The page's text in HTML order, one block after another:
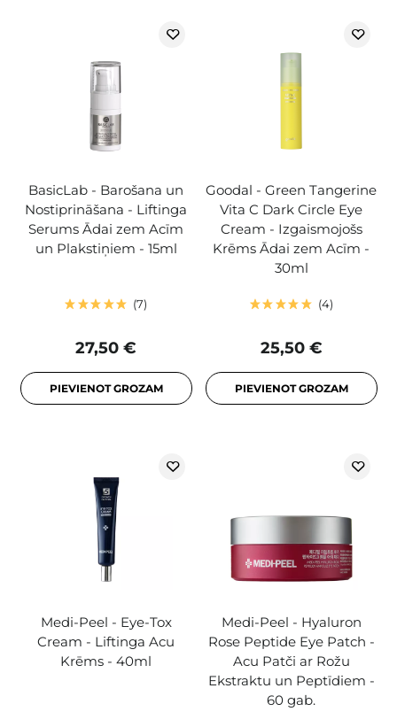
BasicLab - Barošana un
Nostiprināšana - Liftinga
Serums Ādai zem Acīm
un Plakstiņiem - 15ml
7
27,50 €
PIEVIENOT GROZAM
Goodal - Green Tangerine
Vita C Dark Circle Eye
Cream - Izgaismojošs
Krēms Ādai zem Acīm -
30ml
4
25,50 €
PIEVIENOT GROZAM
Medi-Peel - Eye-Tox
Cream - Liftinga Acu
Krēms - 40ml
Medi-Peel - Hyaluron
Rose Peptide Eye Patch -
Acu Patči ar Rožu
Ekstraktu un Peptīdiem -
60 gab.